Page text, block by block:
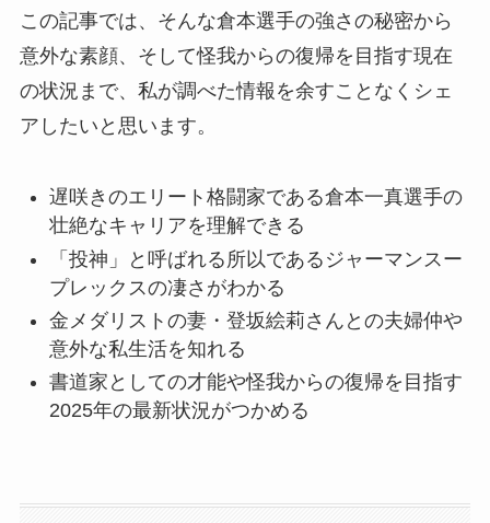
この記事では、そんな倉本選手の強さの秘密から
意外な素顔、そして怪我からの復帰を目指す現在
の状況まで、私が調べた情報を余すことなくシェ
アしたいと思います。
遅咲きのエリート格闘家である倉本一真選手の
壮絶なキャリアを理解できる
「投神」と呼ばれる所以であるジャーマンスー
プレックスの凄さがわかる
金メダリストの妻・登坂絵莉さんとの夫婦仲や
意外な私生活を知れる
書道家としての才能や怪我からの復帰を目指す
2025年の最新状況がつかめる